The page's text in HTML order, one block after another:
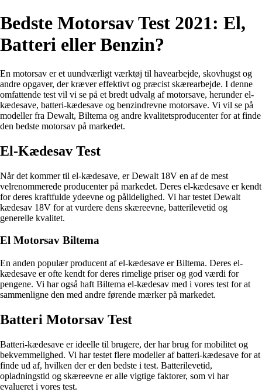
Bedste Motorsav Test 2021: El,
Batteri eller Benzin?
En motorsav er et uundværligt værktøj til havearbejde, skovhugst og
andre opgaver, der kræver effektivt og præcist skærearbejde. I denne
omfattende test vil vi se på et bredt udvalg af motorsave, herunder el-
kædesave, batteri-kædesave og benzindrevne motorsave. Vi vil se på
modeller fra Dewalt, Biltema og andre kvalitetsproducenter for at finde
den bedste motorsav på markedet.
El-Kædesav Test
Når det kommer til el-kædesave, er Dewalt 18V en af de mest
velrenommerede producenter på markedet. Deres el-kædesave er kendt
for deres kraftfulde ydeevne og pålidelighed. Vi har testet Dewalt
kædesav 18V for at vurdere dens skæreevne, batterilevetid og
generelle kvalitet.
El Motorsav Biltema
En anden populær producent af el-kædesave er Biltema. Deres el-
kædesave er ofte kendt for deres rimelige priser og god værdi for
pengene. Vi har også haft Biltema el-kædesav med i vores test for at
sammenligne den med andre førende mærker på markedet.
Batteri Motorsav Test
Batteri-kædesave er ideelle til brugere, der har brug for mobilitet og
bekvemmelighed. Vi har testet flere modeller af batteri-kædesave for at
finde ud af, hvilken der er den bedste i test. Batterilevetid,
opladningstid og skæreevne er alle vigtige faktorer, som vi har
evalueret i vores test.